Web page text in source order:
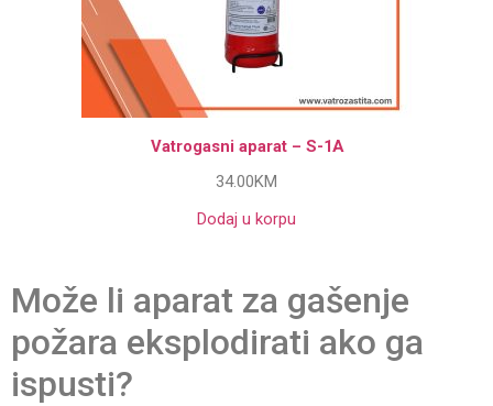
Vatrogasni aparat – S-1A
34.00KM
Dodaj u korpu
Može li aparat za gašenje
požara eksplodirati ako ga
ispusti?